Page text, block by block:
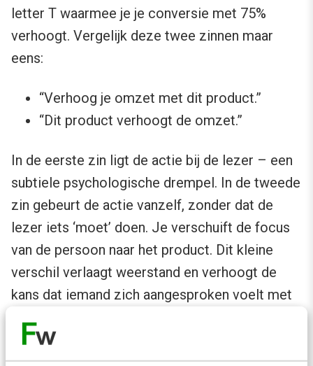
letter T waarmee je je conversie met 75%
verhoogt. Vergelijk deze twee zinnen maar
eens:
“Verhoog je omzet met dit product.”
“Dit product verhoogt de omzet.”
In de eerste zin ligt de actie bij de lezer – een
subtiele psychologische drempel. In de tweede
zin gebeurt de actie vanzelf, zonder dat de
lezer iets ‘moet’ doen. Je verschuift de focus
van de persoon naar het product. Dit kleine
verschil verlaagt weerstand en verhoogt de
kans dat iemand zich aangesproken voelt met
Of je nu offertes schrijft,